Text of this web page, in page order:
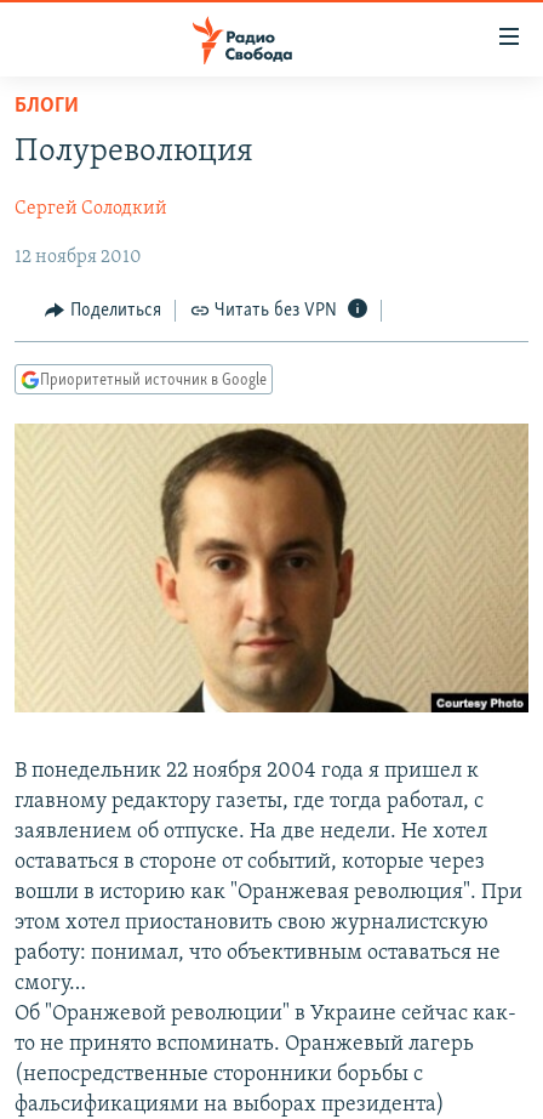
упрощенного
доступа
содержанию
Вернутся
главной
навигации
Вернутся
ПОДКАСТЫ
АВТОРСКИЕ ПРОЕКТЫ
ЦИТАТЫ СВОБОДЫ
МНЕНИЯ
КУЛЬТУРА
IDEL.РЕАЛИИ
КАВКАЗ.РЕАЛИИ
СЕВЕР.РЕАЛИИ
СИБИРЬ.РЕАЛИИ
РАСПИСАНИЕ ВЕЩАНИЯ
ПОДПИШИТЕСЬ НА РАССЫЛКУ
Все сайты РСЕ/РС
БЛОГИ
Полуреволюция
Сергей Солодкий
12 ноября 2010
Поделиться Читать без VPN
Приоритетный источник в Google
В понедельник 22 ноября 2004 года я пришел к
главному редактору газеты, где тогда работал, с
заявлением об отпуске. На две недели. Не хотел
оставаться в стороне от событий, которые через
вошли в историю как "Оранжевая революция". При
этом хотел приостановить свою журналистскую
работу: понимал, что объективным оставаться не
смогу…
Об "Оранжевой революции" в Украине сейчас как-
то не принято вспоминать. Оранжевый лагерь
(непосредственные сторонники борьбы с
фальсификациями на выборах президента)